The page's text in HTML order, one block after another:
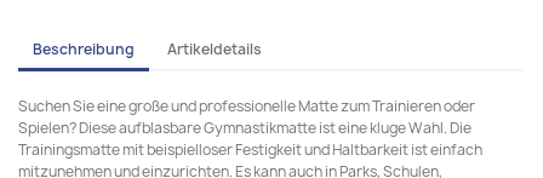
Beschreibung Artikeldetails
Suchen Sie eine große und professionelle Matte zum Trainieren oder
Spielen? Diese aufblasbare Gymnastikmatte ist eine kluge Wahl. Die
Trainingsmatte mit beispielloser Festigkeit und Haltbarkeit ist einfach
mitzunehmen und einzurichten. Es kann auch in Parks, Schulen,